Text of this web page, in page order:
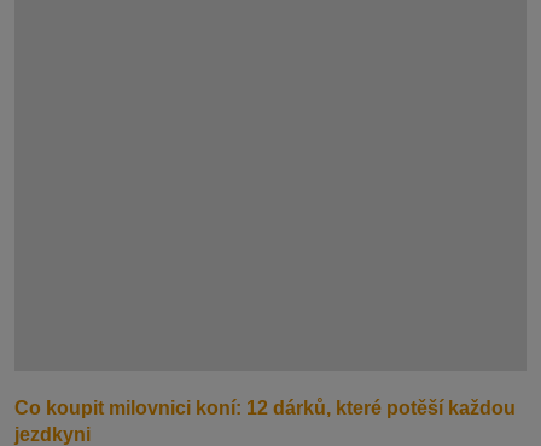
Co koupit milovnici koní: 12 dárků, které potěší každou
jezdkyni